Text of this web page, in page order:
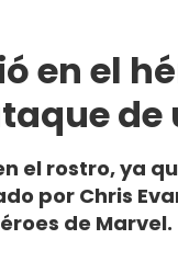
en el
de
el rostro, ya
por Chris
de Marvel.